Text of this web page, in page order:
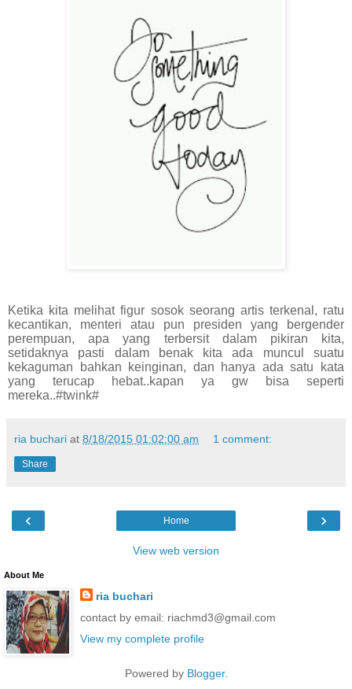
Ketika kita melihat figur sosok seorang artis terkenal, ratu
kecantikan, menteri atau pun presiden yang bergender
perempuan, apa yang terbersit dalam pikiran kita,
setidaknya pasti dalam benak kita ada muncul suatu
kekaguman bahkan keinginan, dan hanya ada satu kata
yang terucap hebat..kapan ya gw bisa seperti
mereka..#twink#
ria buchari at 8/18/2015 01:02:00 am 1 comment:
Share
‹ ›
Home
View web version
About Me
ria buchari
contact by email: riachmd3@gmail.com
View my complete profile
Powered by Blogger.